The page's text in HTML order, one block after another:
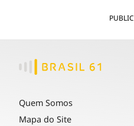
Quem Somos
Mapa do Site